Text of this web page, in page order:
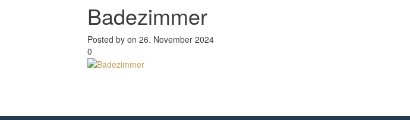
Badezimmer
Posted by on 26. November 2024
0